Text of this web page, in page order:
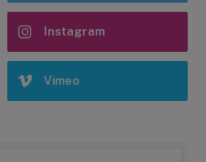
Instagram
Vimeo